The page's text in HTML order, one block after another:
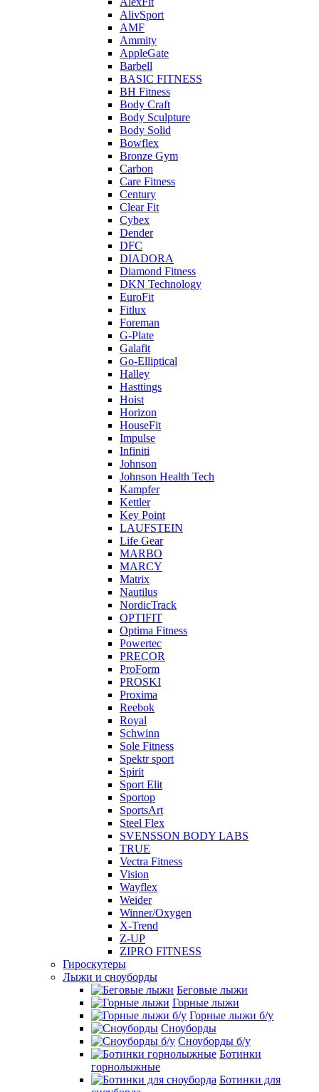
AlivSport
AMF
Ammity
AppleGate
Barbell
BASIC FITNESS
BH Fitness
Body Craft
Body Sculpture
Body Solid
Bowflex
Bronze Gym
Carbon
Care Fitness
Century
Clear Fit
Cybex
Dender
DFC
DIADORA
Diamond Fitness
DKN Technology
EuroFit
Fitlux
Foreman
G-Plate
Galafit
Go-Elliptical
Halley
Hasttings
Hoist
Horizon
HouseFit
Impulse
Infiniti
Johnson
Johnson Health Tech
Kampfer
Kettler
Key Point
LAUFSTEIN
Life Gear
MARBO
MARCY
Matrix
Nautilus
NordicTrack
OPTIFIT
Optima Fitness
Powertec
PRECOR
ProForm
PROSKI
Proxima
Reebok
Royal
Schwinn
Sole Fitness
Spektr sport
Spirit
Sport Elit
Sportop
SportsArt
Steel Flex
SVENSSON BODY LABS
TRUE
Vectra Fitness
Vision
Wayflex
Weider
Winner/Oxygen
X-Trend
Z-UP
ZIPRO FITNESS
Гироскутеры
Лыжи и сноуборды
Беговые лыжи
Горные лыжи
Горные лыжи б/у
Сноуборды
Сноуборды б/у
Ботинки
горнолыжные
Ботинки для